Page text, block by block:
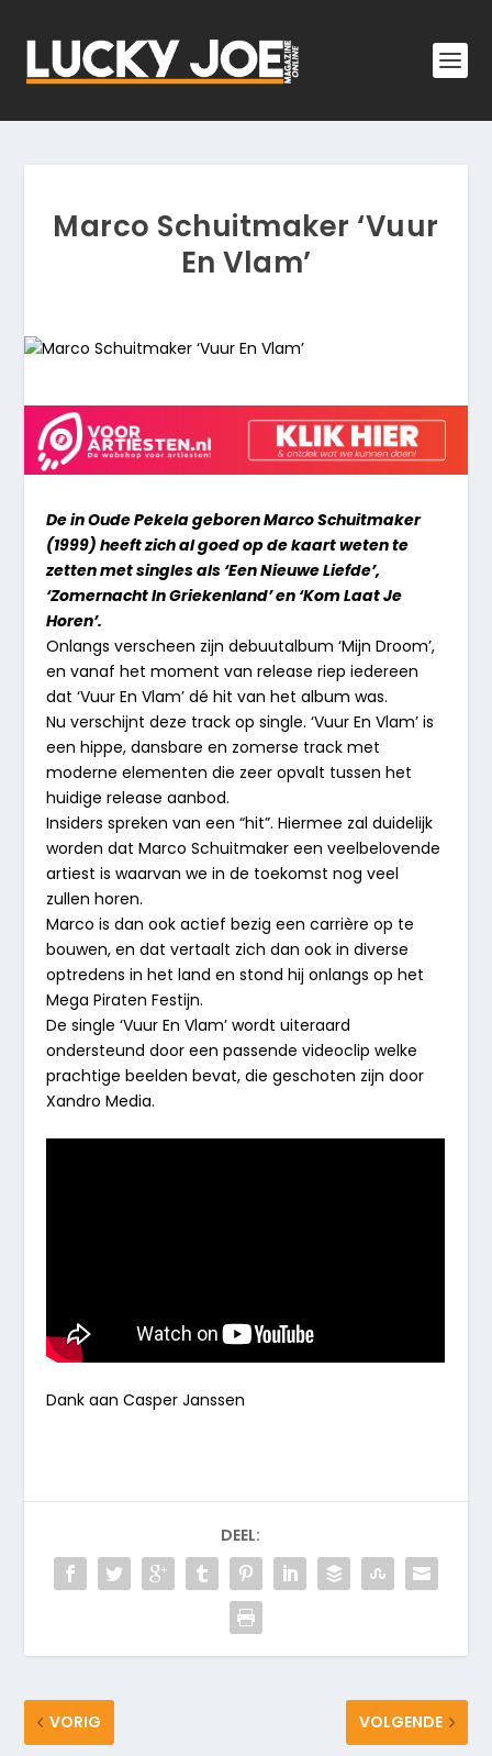
Marco Schuitmaker ‘Vuur
En Vlam’
De in Oude Pekela geboren Marco Schuitmaker
(1999) heeft zich al goed op de kaart weten te
zetten met singles als ‘Een Nieuwe Liefde’,
‘Zomernacht In Griekenland’ en ‘Kom Laat Je
Horen’.
Onlangs verscheen zijn debuutalbum ‘Mijn Droom’,
en vanaf het moment van release riep iedereen
dat ‘Vuur En Vlam’ dé hit van het album was.
Nu verschijnt deze track op single. ‘Vuur En Vlam’ is
een hippe, dansbare en zomerse track met
moderne elementen die zeer opvalt tussen het
huidige release aanbod.
Insiders spreken van een “hit”. Hiermee zal duidelijk
worden dat Marco Schuitmaker een veelbelovende
artiest is waarvan we in de toekomst nog veel
zullen horen.
Marco is dan ook actief bezig een carrière op te
bouwen, en dat vertaalt zich dan ook in diverse
optredens in het land en stond hij onlangs op het
Mega Piraten Festijn.
De single ‘Vuur En Vlam’ wordt uiteraard
ondersteund door een passende videoclip welke
prachtige beelden bevat, die geschoten zijn door
Xandro Media.
Dank aan Casper Janssen
DEEL:
VORIG VOLGENDE